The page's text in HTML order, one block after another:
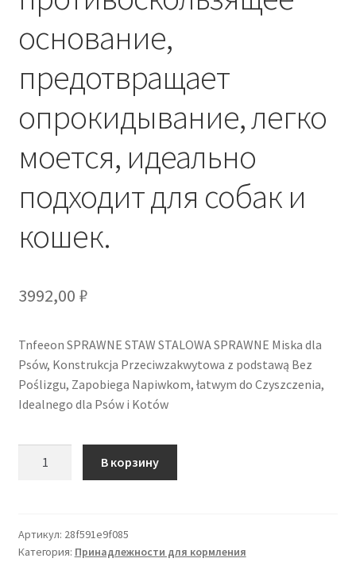
основание,
предотвращает
опрокидывание, легко
моется, идеально
подходит для собак и
кошек.
3992,00 ₽
Tnfeeon SPRAWNE STAW STALOWA SPRAWNE Miska dla
Psów, Konstrukcja Przeciwzakwytowa z podstawą Bez
Poślizgu, Zapobiega Napiwkom, łatwym do Czyszczenia,
Idealnego dla Psów i Kotów
миска
для
В корзину
Артикул: 28f591e9f085
Категория: Принадлежности для кормления